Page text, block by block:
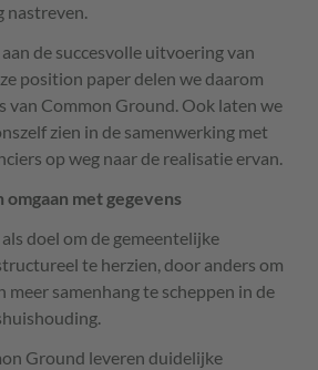
nastreven.
de succesvolle uitvoering van
position paper delen we daarom
van Common Ground. Ook laten we
zien in de samenwerking met
op weg naar de realisatie ervan.
met gegevens
doel om de gemeentelijke
te herzien, door anders om
meer samenhang te scheppen in de
Ground leveren duidelijke